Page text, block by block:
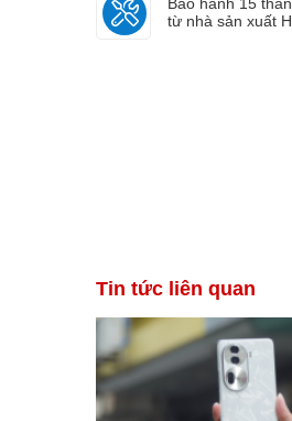
từ nhà sản xuất
Tin tức liên quan